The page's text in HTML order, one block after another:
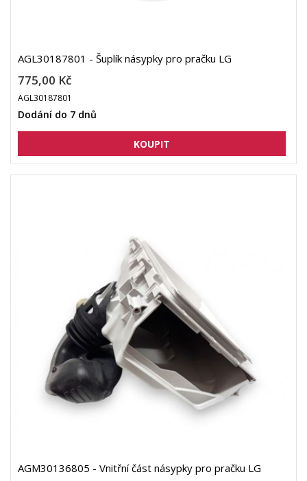
AGL30187801 - Šuplík násypky pro pračku LG
775,00 Kč
AGL30187801
Dodání do 7 dnů
AGM30136805 - Vnitřní část násypky pro pračku LG